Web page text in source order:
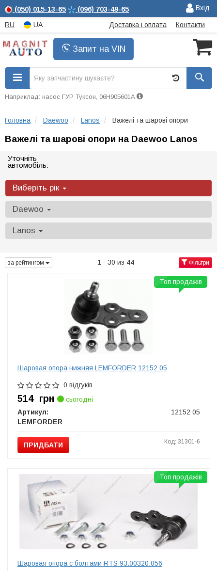
(050) 015-13-65 (096) 703-49-65 Вхід
RU UA Доставка і оплата Контакти
Запит на VIN
Наприклад: насос ГУР Туксон, 06H905601A
Головна Daewoo Lanos Важелі та шарові опори
Важелі та шарові опори на Daewoo Lanos
Уточніть
автомобіль:
Виберіть рік
Daewoo
Lanos
за рейтингом 1 - 30 из 44 Фільтри
Шаровая опора нижняя LEMFORDER 12152 05
0 відгуків
514 грн
сьогодні
Артикул:
12152 05
LEMFORDER
ПРИДБАТИ Код: 31301-6
Топ продажів
Шаровая опора с болтами RTS 93.00320.056
Топ продажів